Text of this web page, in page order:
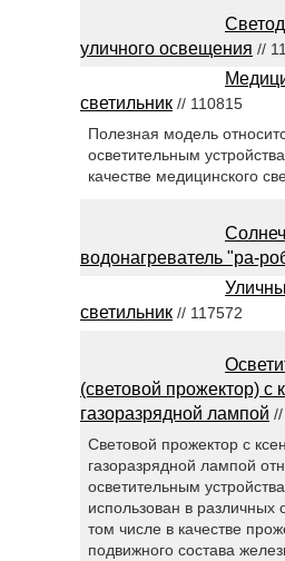
уличного освещения //
светильник // 110815
Полезная модель
осветительным
качестве медицинского
водонагреватель "ра-
светильник // 117572
(световой прожектор) с
газоразрядной лампой
Световой прожектор с
газоразрядной лампой
осветительным
использован в различных
том числе в качестве
подвижного состава